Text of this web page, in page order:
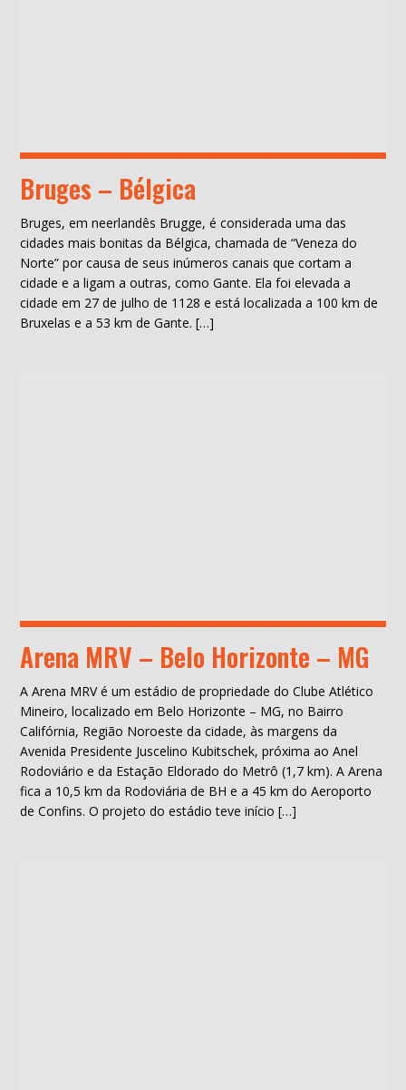
Bruges – Bélgica
Bruges, em neerlandês Brugge, é considerada uma das
cidades mais bonitas da Bélgica, chamada de “Veneza do
Norte” por causa de seus inúmeros canais que cortam a
cidade e a ligam a outras, como Gante. Ela foi elevada a
cidade em 27 de julho de 1128 e está localizada a 100 km de
Bruxelas e a 53 km de Gante. […]
Arena MRV – Belo Horizonte – MG
A Arena MRV é um estádio de propriedade do Clube Atlético
Mineiro, localizado em Belo Horizonte – MG, no Bairro
Califórnia, Região Noroeste da cidade, às margens da
Avenida Presidente Juscelino Kubitschek, próxima ao Anel
Rodoviário e da Estação Eldorado do Metrô (1,7 km). A Arena
fica a 10,5 km da Rodoviária de BH e a 45 km do Aeroporto
de Confins. O projeto do estádio teve início […]